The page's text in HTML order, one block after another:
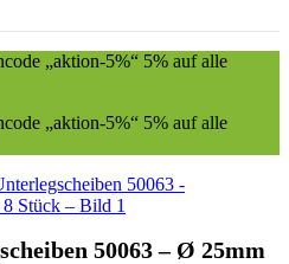
„aktion-5%“ 5% auf alle
„aktion-5%“ 5% auf alle
50063 – Ø 25mm